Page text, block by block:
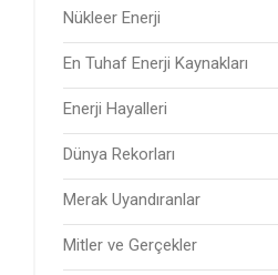
Nükleer Enerji
En Tuhaf Enerji Kaynakları
Enerji Hayalleri
Dünya Rekorları
Merak Uyandıranlar
Mitler ve Gerçekler